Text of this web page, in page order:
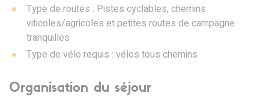
Type de routes : Pistes cyclables, chemins
viticoles/agricoles et petites routes de campagne
tranquilles
Type de vélo requis : vélos tous chemins
Organisation du séjour